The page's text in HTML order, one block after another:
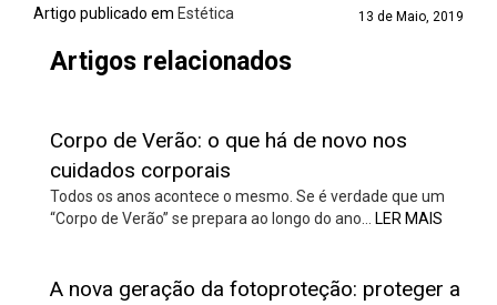
Artigo publicado em Estética 13 de Maio, 2019
Artigos relacionados
Corpo de Verão: o que há de novo nos
cuidados corporais
Todos os anos acontece o mesmo. Se é verdade que um
“Corpo de Verão” se prepara ao longo do ano…
LER MAIS
A nova geração da fotoproteção: proteger a